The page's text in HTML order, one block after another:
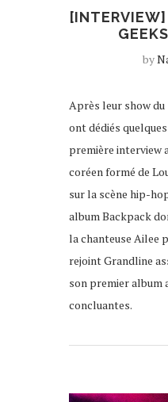
[INTERVIEW]
by
Après leur show
ont dédiés
première interview
coréen formé de
sur la scène hip-
album Backpack
la chanteuse Ailee
rejoint Grandline
son premier album
concluantes.